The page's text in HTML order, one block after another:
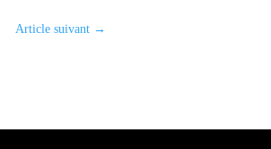
Article suivant→